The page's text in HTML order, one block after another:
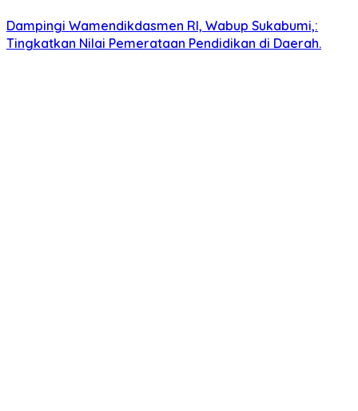
Dampingi Wamendikdasmen RI, Wabup Sukabumi,:
Tingkatkan Nilai Pemerataan Pendidikan di Daerah.